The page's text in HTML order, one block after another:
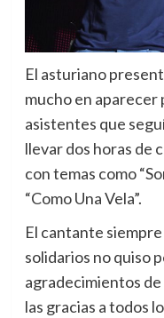
El asturiano
mucho en aparecer
asistentes que
llevar dos horas de
con temas como
“Como Una Vela”.
El cantante
solidarios no quiso
agradecimientos
las gracias a todos